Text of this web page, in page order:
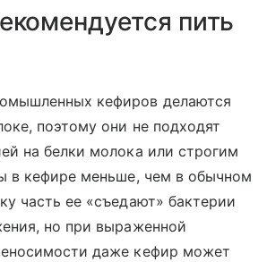
пить
кефиров делаются
поэтому они не подходят
на белки молока или строгим
в кефире меньше, чем в обычном
часть ее «съедают» бактерии
но при выраженной
даже кефир может